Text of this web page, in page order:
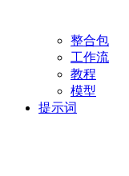
整合包
工作流
教程
模型
提示词